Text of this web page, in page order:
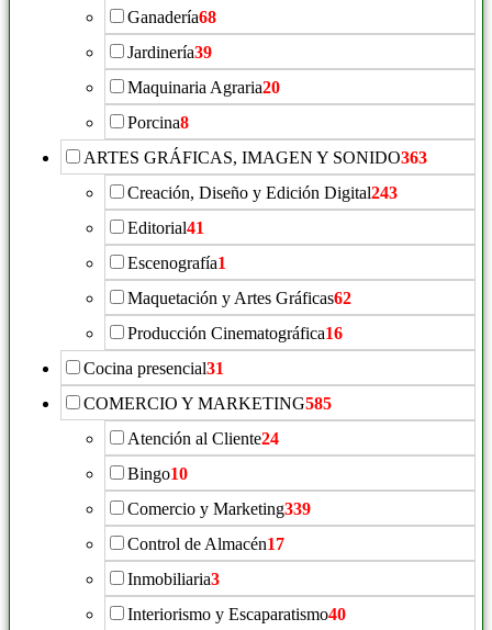
Ganadería68
Jardinería39
Maquinaria Agraria20
Porcina8
ARTES GRÁFICAS, IMAGEN Y SONIDO363
Creación, Diseño y Edición Digital243
Editorial41
Escenografía1
Maquetación y Artes Gráficas62
Producción Cinematográfica16
Cocina presencial31
COMERCIO Y MARKETING585
Atención al Cliente24
Bingo10
Comercio y Marketing339
Control de Almacén17
Inmobiliaria3
Interiorismo y Escaparatismo40